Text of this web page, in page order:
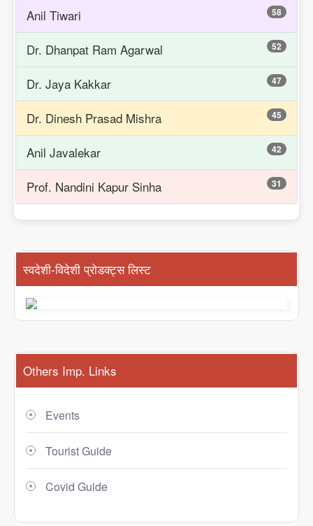
Anil Tiwari 58
Dr. Dhanpat Ram Agarwal 52
Dr. Jaya Kakkar 47
Dr. Dinesh Prasad Mishra 45
Anil Javalekar 42
Prof. Nandini Kapur Sinha 31
स्वदेशी-विदेशी प्रोडक्ट्स लिस्ट
Others Imp. Links
Events
Tourist Guide
Covid Guide